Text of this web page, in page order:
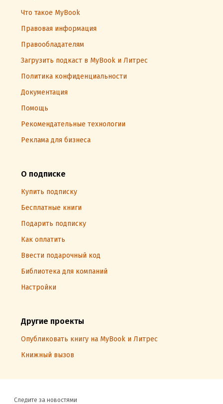
Что такое MyBook
Правовая информация
Правообладателям
Загрузить подкаст в MyBook и Литрес
Политика конфиденциальности
Документация
Помощь
Рекомендательные технологии
Реклама для бизнеса
О подписке
Купить подписку
Бесплатные книги
Подарить подписку
Как оплатить
Ввести подарочный код
Библиотека для компаний
Настройки
Другие проекты
Опубликовать книгу на MyBook и Литрес
Книжный вызов
Следите за новостями